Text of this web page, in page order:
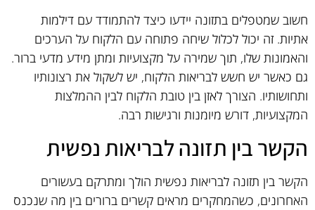
חשוב שמטפלים בתזונה יידעו כיצד להתמודד עם דילמות
אתיות. זה יכול לכלול שיחה פתוחה עם הלקוח על הערכים
והאמונות שלו, תוך שמירה על מקצועיות ומתן מידע מדעי ברור.
גם כאשר יש חשש לבריאות הלקוח, יש לשקול את רצונותיו
ותחושותיו. הצורך לאזן בין טובת הלקוח לבין ההמלצות
המקצועיות, דורש מיומנות ורגישות רבה.
הקשר בין תזונה לבריאות נפשית
הקשר בין תזונה לבריאות נפשית הולך ומתרקם בעשורים
האחרונים, כשהמחקרים מראים קשרים ברורים בין מה שנכנס